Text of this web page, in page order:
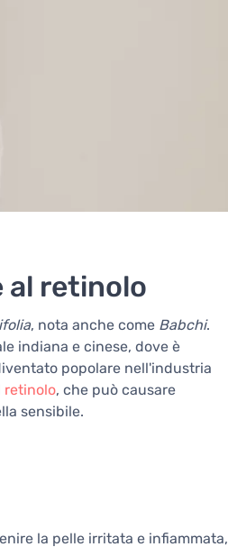
al retinolo
, nota anche come Babchi.
indiana e cinese, dove è
popolare nell'industria
retinolo, che può causare
sensibile.
la pelle irritata e infiammata,